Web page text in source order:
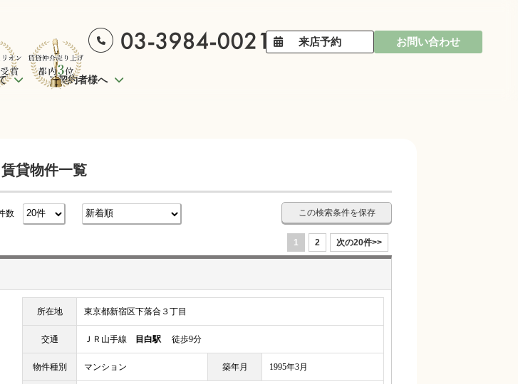
来店予約 お問い合わせ
ご契約者様へ
貸物件一覧
数 この検索条件を保存
1 2 次の20件>>
所在地 東京都新宿区下落合３丁目
交通 ＪＲ山手線 目白駅 徒歩9分
物件種別 マンション 築年月 1995年3月